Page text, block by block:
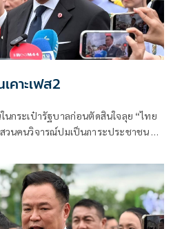
คาะเฟส2
นกระเป๋ารัฐบาลก่อนตัดสินใจลุย “ไทย